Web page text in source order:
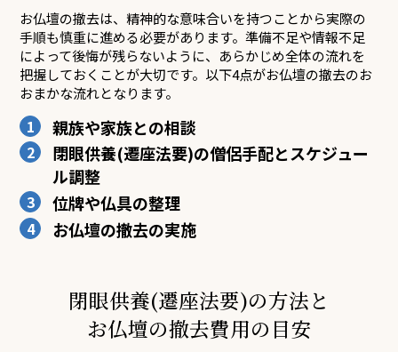
お仏壇の撤去は、精神的な意味合いを持つことから実際の
手順も慎重に進める必要があります。準備不足や情報不足
によって後悔が残らないように、あらかじめ全体の流れを
把握しておくことが大切です。以下4点がお仏壇の撤去のお
おまかな流れとなります。
1 親族や家族との相談
2
閉眼供養(遷座法要)の僧侶手配とスケジュー
ル調整
3 位牌や仏具の整理
4 お仏壇の撤去の実施
閉眼供養(遷座法要)の方法と
お仏壇の撤去費用の目安